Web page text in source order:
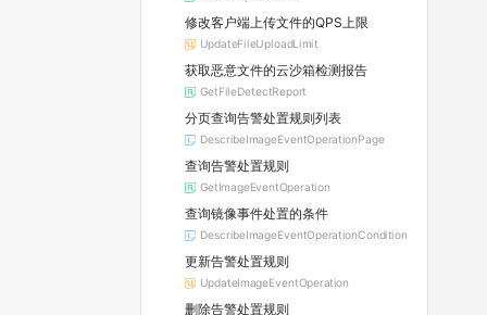
修改客户端上传文件的QPS上限
UpdateFileUploadLimit
获取恶意文件的云沙箱检测报告
GetFileDetectReport
分页查询告警处置规则列表
DescribeImageEventOperationPage
查询告警处置规则
GetImageEventOperation
查询镜像事件处置的条件
DescribeImageEventOperationCondition
更新告警处置规则
UpdateImageEventOperation
删除告警处置规则